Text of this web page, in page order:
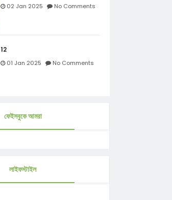
02 Jan 2025 No Comments
12
01 Jan 2025 No Comments
ফেইসবুকে আমরা
লাইফস্টাইল